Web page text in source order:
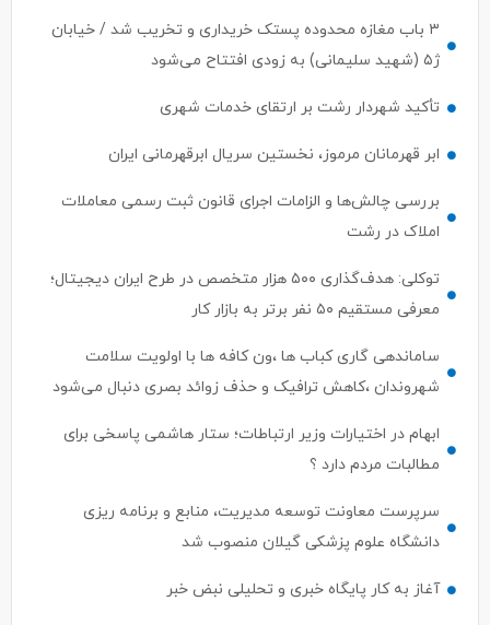
۳ باب مغازه محدوده پستک خریداری و تخریب شد / خیابان
ژ۵ (شهید سلیمانی) به زودی افتتاح می‌شود
تأکید شهردار رشت بر ارتقای خدمات شهری
ابر قهرمانان مرموز، نخستین سریال ابرقهرمانی ایران
بررسی چالش‌ها و الزامات اجرای قانون ثبت رسمی معاملات
املاک در رشت
توکلی: هدف‌گذاری ۵۰۰ هزار متخصص در طرح ایران دیجیتال؛
معرفی مستقیم ۵۰ نفر برتر به بازار کار
ساماندهی گاری کباب ها ،ون کافه ها با اولویت سلامت
شهروندان ،کاهش ترافیک و حذف زوائد بصری دنبال می‌شود
ابهام در اختیارات وزیر ارتباطات؛ ستار هاشمی پاسخی برای
مطالبات مردم دارد ؟
سرپرست معاونت توسعه مدیریت، منابع و برنامه ریزی
دانشگاه علوم پزشکی گیلان منصوب شد
آغاز به کار پایگاه خبری و تحلیلی نبض خبر